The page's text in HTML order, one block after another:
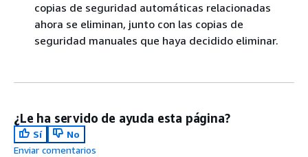
copias de seguridad automáticas relacionadas
ahora se eliminan, junto con las copias de
seguridad manuales que haya decidido eliminar.
¿Le ha servido de ayuda esta página?
Sí
No
Enviar comentarios